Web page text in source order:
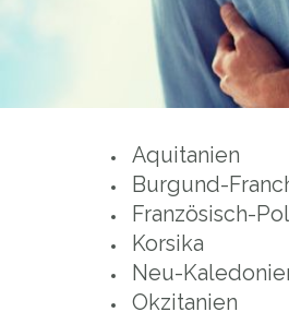
Aquitanien
Burgund-
Französisch-
Korsika
Neu-
Okzitanien